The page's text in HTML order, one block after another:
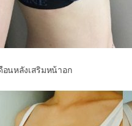
อนหลังเสริมหน้าอก